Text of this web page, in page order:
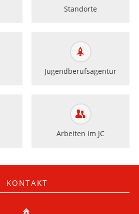
Standorte
Jugendberufsagentur
Arbeiten im JC
KONTAKT